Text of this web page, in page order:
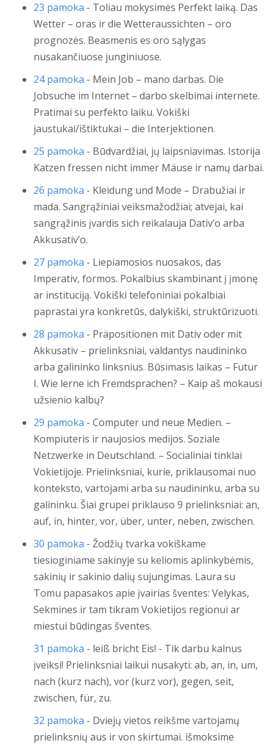
23 pamoka - Toliau mokysimės Perfekt laiką. Das
Wetter – oras ir die Wetteraussichten – oro
prognozės. Beasmenis es oro sąlygas
nusakančiuose junginiuose.
24 pamoka - Mein Job – mano darbas. Die
Jobsuche im Internet – darbo skelbimai internete.
Pratimai su perfekto laiku. Vokiški
jaustukai/ištiktukai – die Interjektionen.
25 pamoka - Būdvardžiai, jų laipsniavimas. Istorija
Katzen fressen nicht immer Mäuse ir namų darbai.
26 pamoka - Kleidung und Mode – Drabužiai ir
mada. Sangrąžiniai veiksmažodžiai; atvejai, kai
sangrąžinis įvardis sich reikalauja Dativ’o arba
Akkusativ’o.
27 pamoka - Liepiamosios nuosakos, das
Imperativ, formos. Pokalbius skambinant į įmonę
ar instituciją. Vokiški telefoniniai pokalbiai
paprastai yra konkretūs, dalykiški, struktūrizuoti.
28 pamoka - Präpositionen mit Dativ oder mit
Akkusativ – prielinksniai, valdantys naudininko
arba galininko linksnius. Būsimasis laikas – Futur
I. Wie lerne ich Fremdsprachen? – Kaip aš mokausi
užsienio kalbų?
29 pamoka - Computer und neue Medien. –
Kompiuteris ir naujosios medijos. Soziale
Netzwerke in Deutschland. – Socialiniai tinklai
Vokietijoje. Prielinksniai, kurie, priklausomai nuo
konteksto, vartojami arba su naudininku, arba su
galininku. Šiai grupei priklauso 9 prielinksniai: an,
auf, in, hinter, vor, über, unter, neben, zwischen.
30 pamoka - Žodžių tvarka vokiškame
tiesioginiame sakinyje su keliomis aplinkybėmis,
sakinių ir sakinio dalių sujungimas. Laura su
Tomu papasakos apie įvairias šventes: Velykas,
Sekmines ir tam tikram Vokietijos regionui ar
miestui būdingas šventes.
31 pamoka - leiß bricht Eis! - Tik darbu kalnus
įveiksi! Prielinksniai laikui nusakyti: ab, an, in, um,
nach (kurz nach), vor (kurz vor), gegen, seit,
zwischen, für, zu.
32 pamoka - Dviejų vietos reikšme vartojamų
prielinksnių aus ir von skirtumai. išmoksime